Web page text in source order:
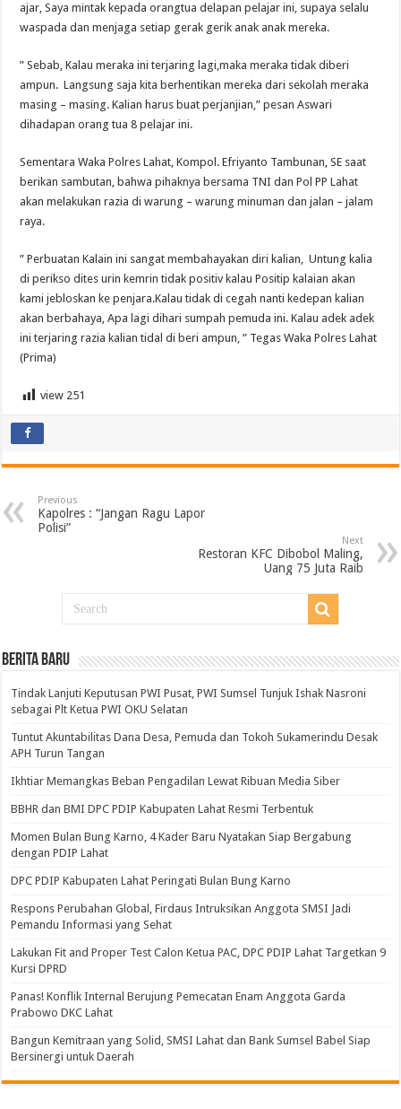
ajar, Saya mintak kepada orangtua delapan pelajar ini, supaya selalu
waspada dan menjaga setiap gerak gerik anak anak mereka.
” Sebab, Kalau meraka ini terjaring lagi,maka meraka tidak diberi
ampun. Langsung saja kita berhentikan mereka dari sekolah meraka
masing – masing. Kalian harus buat perjanjian,” pesan Aswari
dihadapan orang tua 8 pelajar ini.
Sementara Waka Polres Lahat, Kompol. Efriyanto Tambunan, SE saat
berikan sambutan, bahwa pihaknya bersama TNI dan Pol PP Lahat
akan melakukan razia di warung – warung minuman dan jalan – jalam
raya.
” Perbuatan Kalain ini sangat membahayakan diri kalian, Untung kalia
di perikso dites urin kemrin tidak positiv kalau Positip kalaian akan
kami jebloskan ke penjara.Kalau tidak di cegah nanti kedepan kalian
akan berbahaya, Apa lagi dihari sumpah pemuda ini. Kalau adek adek
ini terjaring razia kalian tidal di beri ampun, ” Tegas Waka Polres Lahat
(Prima)
view 251
Previous
Kapolres : “Jangan Ragu Lapor
Polisi”
Next
Restoran KFC Dibobol Maling,
Uang 75 Juta Raib
BERITA BARU
Tindak Lanjuti Keputusan PWI Pusat, PWI Sumsel Tunjuk Ishak Nasroni
sebagai Plt Ketua PWI OKU Selatan
Tuntut Akuntabilitas Dana Desa, Pemuda dan Tokoh Sukamerindu Desak
APH Turun Tangan
Ikhtiar Memangkas Beban Pengadilan Lewat Ribuan Media Siber
BBHR dan BMI DPC PDIP Kabupaten Lahat Resmi Terbentuk
Momen Bulan Bung Karno, 4 Kader Baru Nyatakan Siap Bergabung
dengan PDIP Lahat
DPC PDIP Kabupaten Lahat Peringati Bulan Bung Karno
Respons Perubahan Global, Firdaus Intruksikan Anggota SMSI Jadi
Pemandu Informasi yang Sehat
Lakukan Fit and Proper Test Calon Ketua PAC, DPC PDIP Lahat Targetkan 9
Kursi DPRD
Panas! Konflik Internal Berujung Pemecatan Enam Anggota Garda
Prabowo DKC Lahat
Bangun Kemitraan yang Solid, SMSI Lahat dan Bank Sumsel Babel Siap
Bersinergi untuk Daerah